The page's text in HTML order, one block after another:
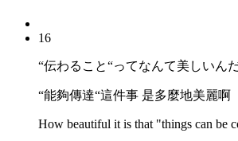
16
“伝わること“ってなんて美しいん
“能夠傳達“這件事 是多麼地美麗啊
How beautiful it is that "things can be